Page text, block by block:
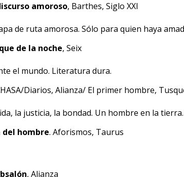
amoroso, Barthes, Siglo XXI
de ruta amorosa. Sólo para quien haya
de la noche, Seix
el mundo. Literatura dura.
Diarios, Alianza/ El primer hombre,
la justicia, la bondad. Un hombre en la tierra.
del hombre. Aforismos, Taurus
, Alianza